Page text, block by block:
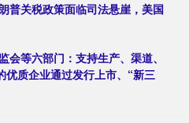
普关税政策面临司法悬崖，美国
会等六部门：支持生产、渠道、
质企业通过发行上市、“新三